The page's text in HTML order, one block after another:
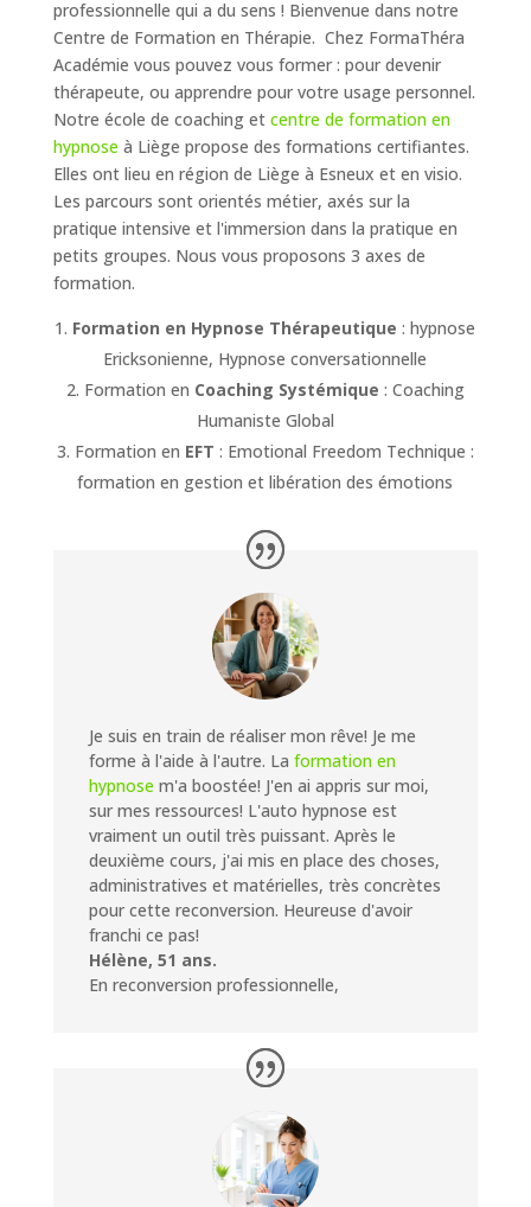
professionnelle qui a du sens ! Bienvenue dans notre
Centre de Formation en Thérapie. Chez FormaThéra
Académie vous pouvez vous former : pour devenir
thérapeute, ou apprendre pour votre usage personnel.
Notre école de coaching et centre de formation en
hypnoseà Liège propose des formations certifiantes.
Elles ont lieu en région de Liège à Esneux et en visio.
Les parcours sont orientés métier, axés sur la
pratique intensive et l'immersion dans la pratique en
petits groupes. Nous vous proposons 3 axes de
formation.
Formation en Hypnose Thérapeutique : hypnose
Ericksonienne, Hypnose conversationnelle
Formation en Coaching Systémique : Coaching
Humaniste Global
Formation en EFT : Emotional Freedom Technique :
formation en gestion et libération des émotions
Je suis en train de réaliser mon rêve! Je me
forme à l'aide à l'autre. La formation en
hypnosem'a boostée! J'en ai appris sur moi,
sur mes ressources! L'auto hypnose est
vraiment un outil très puissant. Après le
deuxième cours, j'ai mis en place des choses,
administratives et matérielles, très concrètes
pour cette reconversion. Heureuse d'avoir
franchi ce pas!
Hélène, 51 ans.
En reconversion professionnelle,